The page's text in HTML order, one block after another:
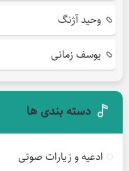
وحید آژنگ
یوسف زمانی
دسته بندی ها
ادعیه و زیارات صوتی